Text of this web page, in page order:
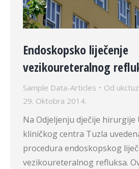
Endoskopsko liječenje
vezikoureteralnog
Sample Data-Articles Od
29. Oktobra 2014.
Na Odjeljenju dječije
kliničkog centra Tuzla
procedura endoskopskog
vezikoureteralnog refluksa.